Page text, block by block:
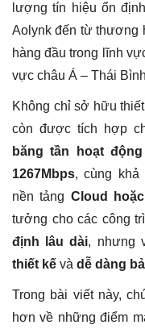
lượng tín hiệu ổn
Aolynk đến từ thương
hàng đầu trong lĩnh
vực châu Á – Thái
Không chỉ sở hữu
còn được tích hợp
băng tần hoạt
1267Mbps, cùng khả
nền tảng Cloud
tưởng cho các công
định lâu dài, nhưng
thiết kế và dễ dàng
Trong bài viết này,
hơn về những điểm